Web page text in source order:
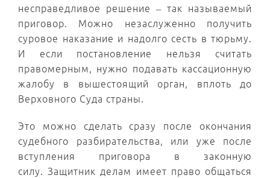
несправедливое решение – так называемый
приговор. Можно незаслуженно получить
суровое наказание и надолго сесть в тюрьму.
И если постановление нельзя считать
правомерным, нужно подавать кассационную
жалобу в вышестоящий орган, вплоть до
Верховного Суда страны.
Это можно сделать сразу после окончания
судебного разбирательства, или уже после
вступления приговора в законную
силу. Защитник делам имеет право общаться